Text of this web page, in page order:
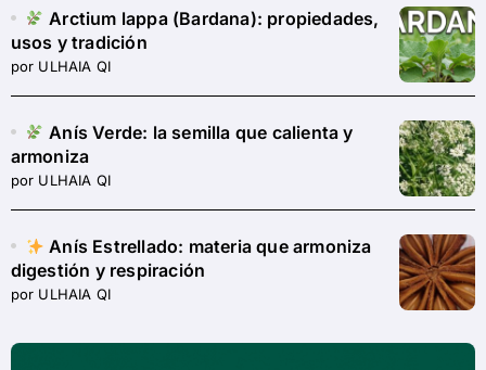
Arctium lappa (Bardana): propiedades,
usos y tradición
por ULHAIA QI
Anís Verde: la semilla que calienta y
armoniza
por ULHAIA QI
Anís Estrellado: materia que armoniza
digestión y respiración
por ULHAIA QI